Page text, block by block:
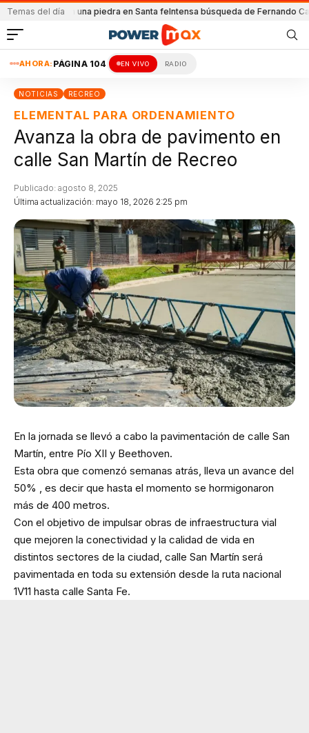
Temas del día
Atacada con una piedra en Santa feIntensa búsqueda de Fernando Cappi
AHORA: PÁGINA 104 EN VIVO RADIO
NOTICIAS RECREO
ELEMENTAL PARA ORDENAMIENTO
Avanza la obra de pavimento en
calle San Martín de Recreo
Última actualización: mayo 18, 2026 2:25 pm
Publicado: agosto 8, 2025
En la jornada se llevó a cabo la pavimentación de calle San
Martín, entre Pío XII y Beethoven.
Esta obra que comenzó semanas atrás, lleva un avance del
50% , es decir que hasta el momento se hormigonaron
más de 400 metros.
Con el objetivo de impulsar obras de infraestructura vial
que mejoren la conectividad y la calidad de vida en
distintos sectores de la ciudad, calle San Martín será
pavimentada en toda su extensión desde la ruta nacional
1V11 hasta calle Santa Fe.